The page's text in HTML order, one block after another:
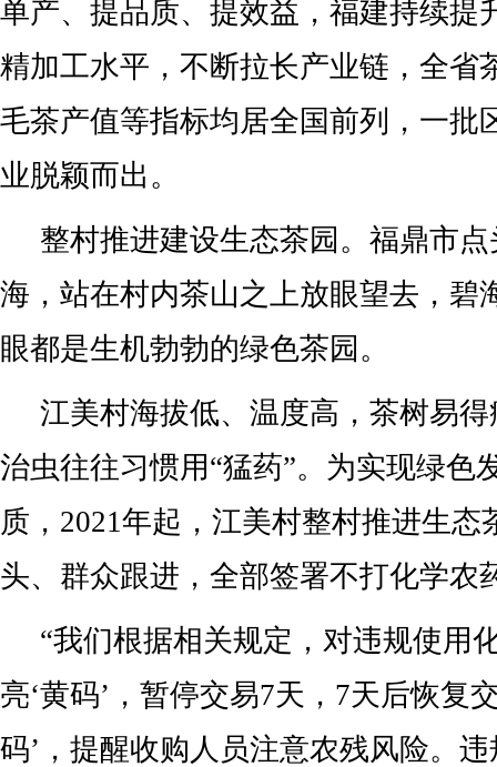
单产、提品质、提效益，福建持续提
精加工水平，不断拉长产业链，全省
毛茶产值等指标均居全国前列，一批
业脱颖而出。
整村推进建设生态茶园。福鼎市
海，站在村内茶山之上放眼望去，碧
眼都是生机勃勃的绿色茶园。
江美村海拔低、温度高，茶树易
治虫往往习惯用“猛药”。为实现绿色
质，2021年起，江美村整村推进生态
头、群众跟进，全部签署不打化学农
“我们根据相关规定，对违规使用
亮‘黄码’，暂停交易7天，7天后恢复
码’，提醒收购人员注意农残风险。